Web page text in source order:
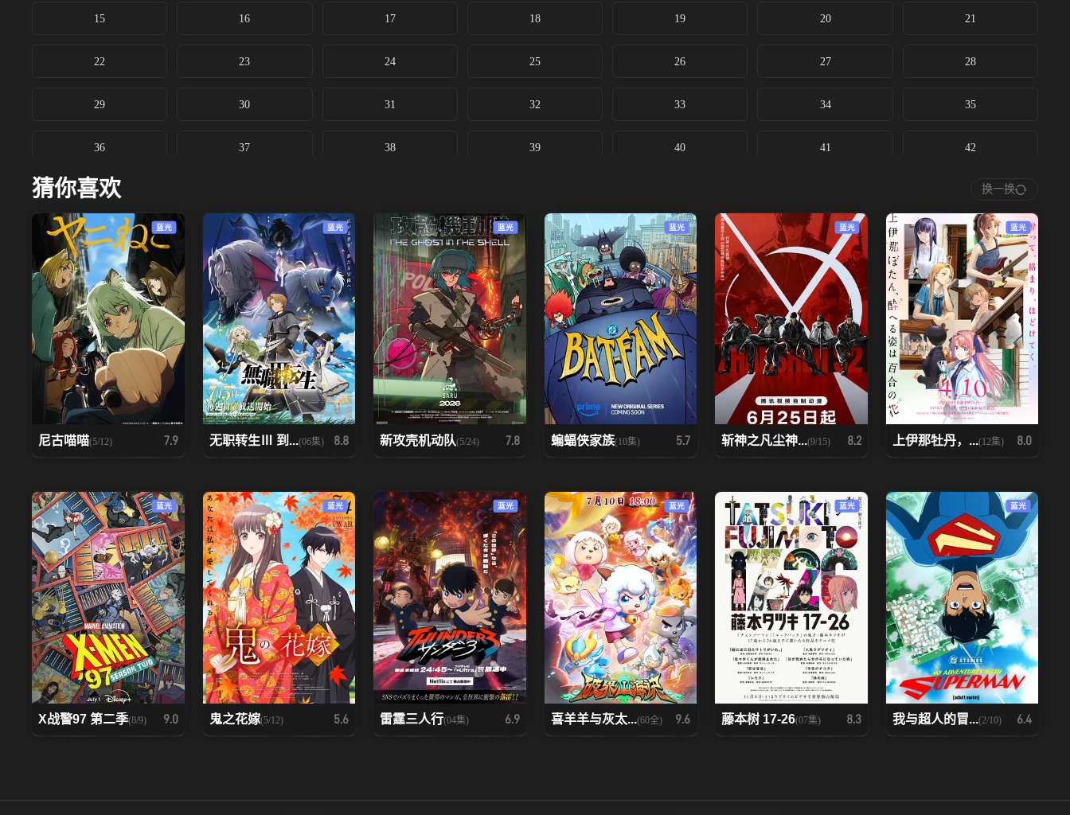
15 16 17 18 19 20 21
22 23 24 25 26 27 28
29 30 31 32 33 34 35
36 37 38 39 40 41 42
43
50 51 52 54 55 56
57 58 59 61 62 63
64 65 66 68 69 70
71 72 73 75 76 77
78 79 80 83 84
85 86 87 89 90 91
92 93 94 96 97 98
99 100 101 103 104 105
106 107 108 110 111 112
113 114 115 117 118 119
120 121 122 124 125 126
127 128 131 132 133
猜你喜欢 换一换
蓝光
尼古喵喵(5/12) 7.9
蓝光
无职转生Ⅲ 到...(06集) 8.8
蓝光
新攻壳机动队(5/24) 7.8
蓝光
蝙蝠侠家族(10集) 5.7
蓝光
斩神之凡尘神...(9/15) 8.2
蓝光
上伊那牡丹，...(12集) 8.0
蓝光
X战警97 第二季(8/9) 9.0
蓝光
鬼之花嫁(5/12) 5.6
蓝光
雷霆三人行(04集) 6.9
蓝光
喜羊羊与灰太...(60全) 9.6
蓝光
藤本树 17-26(07集) 8.3
蓝光
我与超人的冒...(2/10) 6.4